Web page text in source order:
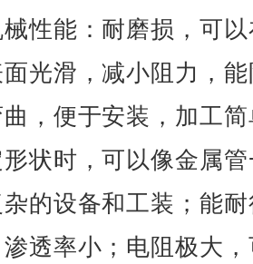
性能：耐磨损，可
光滑，减小阻力，
，便于安装，加工
状时，可以像金属
的设备和工装；能
透率小；电阻极大